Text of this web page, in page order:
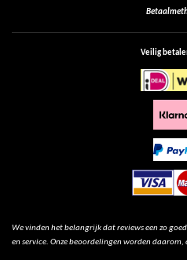
Veilig
We vinden het belangrijk dat reviews een zo
en service. Onze beoordelingen worden